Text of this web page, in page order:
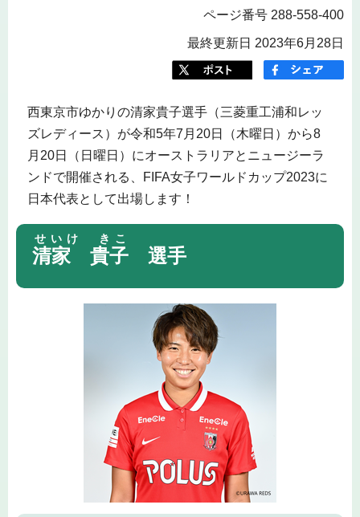
ページ番号 288-558-400
最終更新日 2023年6月28日
西東京市ゆかりの清家貴子選手（三菱重工浦和レッ
ズレディース）が令和5年7月20日（木曜日）から8
月20日（日曜日）にオーストラリアとニュージーラ
ンドで開催される、FIFA女子ワールドカップ2023に
日本代表として出場します！
清家 貴子
せいけ きこ
選手